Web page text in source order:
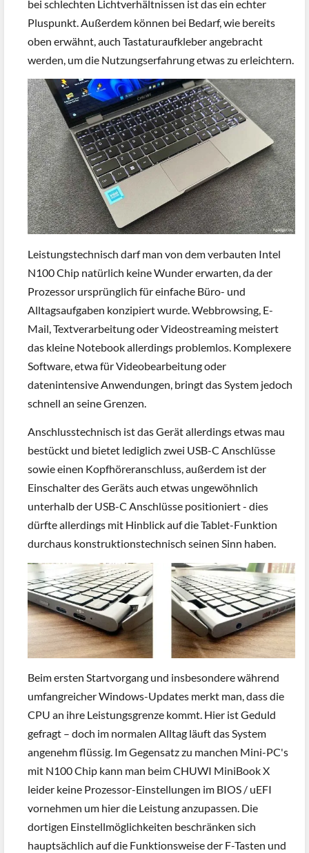
bei schlechten Lichtverhältnissen ist das ein echter
Pluspunkt. Außerdem können bei Bedarf, wie bereits
oben erwähnt, auch Tastaturaufkleber angebracht
werden, um die Nutzungserfahrung etwas zu erleichtern.
Leistungstechnisch darf man von dem verbauten Intel
N100 Chip natürlich keine Wunder erwarten, da der
Prozessor ursprünglich für einfache Büro- und
Alltagsaufgaben konzipiert wurde. Webbrowsing, E-
Mail, Textverarbeitung oder Videostreaming meistert
das kleine Notebook allerdings problemlos. Komplexere
Software, etwa für Videobearbeitung oder
datenintensive Anwendungen, bringt das System jedoch
schnell an seine Grenzen.
Anschlusstechnisch ist das Gerät allerdings etwas mau
bestückt und bietet lediglich zwei USB-C Anschlüsse
sowie einen Kopfhöreranschluss, außerdem ist der
Einschalter des Geräts auch etwas ungewöhnlich
unterhalb der USB-C Anschlüsse positioniert - dies
dürfte allerdings mit Hinblick auf die Tablet-Funktion
durchaus konstruktionstechnisch seinen Sinn haben.
Beim ersten Startvorgang und insbesondere während
umfangreicher Windows-Updates merkt man, dass die
CPU an ihre Leistungsgrenze kommt. Hier ist Geduld
gefragt – doch im normalen Alltag läuft das System
angenehm flüssig. Im Gegensatz zu manchen Mini-PC's
mit N100 Chip kann man beim CHUWI MiniBook X
leider keine Prozessor-Einstellungen im BIOS / uEFI
vornehmen um hier die Leistung anzupassen. Die
dortigen Einstellmöglichkeiten beschränken sich
hauptsächlich auf die Funktionsweise der F-Tasten und